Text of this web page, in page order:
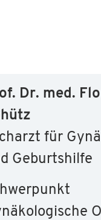
Dr. med.
für
Geburtshilfe